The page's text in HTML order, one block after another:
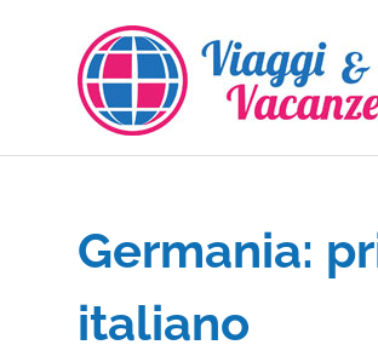
contenuto
Germania:
italiano